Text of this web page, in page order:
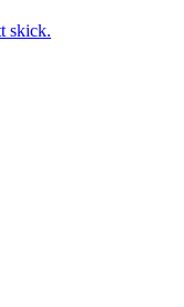
skick.